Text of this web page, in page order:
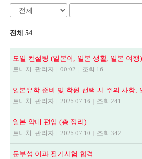
전체 54
도일 컨설팅 (일본어, 일본 생활, 일본 여행)
토니치_관리자 | 00:02 | 조회 16 |
토니치_관리자 | 2026.07.16 | 조회 241 |
일본 약대 편입 (총 정리)
토니치_관리자 | 2026.07.10 | 조회 342 |
문부성 이과 필기시험 합격